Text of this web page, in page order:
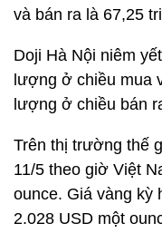
và bán ra là 67,25
Doji Hà Nội niêm
lượng ở chiều mua
lượng ở chiều bán
Trên thị trường thế
11/5 theo giờ Việt
ounce. Giá vàng
2.028 USD một